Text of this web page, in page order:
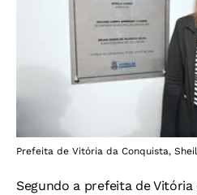
Prefeita de Vitória da Conquista,
Segundo a prefeita de Vitória